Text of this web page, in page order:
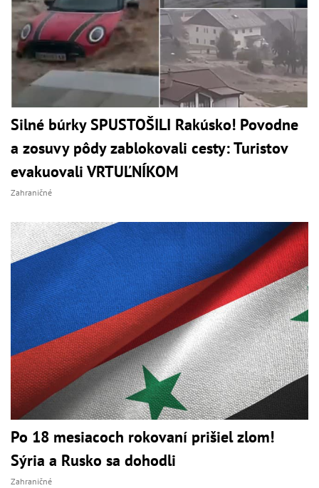
Silné búrky SPUSTOŠILI Rakúsko! Povodne
a zosuvy pôdy zablokovali cesty: Turistov
evakuovali VRTUĽNÍKOM
Zahraničné
Po 18 mesiacoch rokovaní prišiel zlom!
Sýria a Rusko sa dohodli
Zahraničné